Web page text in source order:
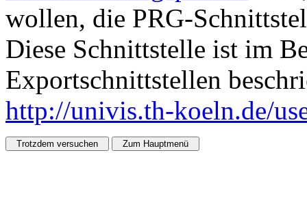
wollen, die PRG-
Diese Schnittstelle ist im
Exportschnittstellen
http://univis.th-koeln.de/